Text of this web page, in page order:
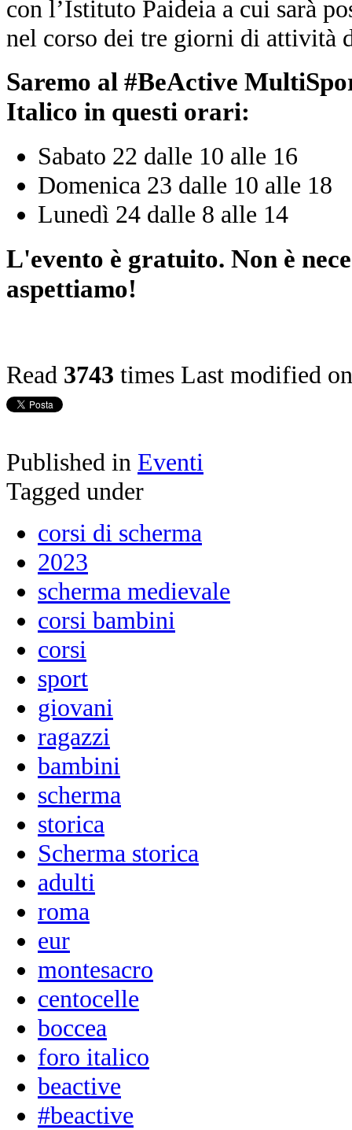
con l’Istituto Paideia a cui sarà
nel corso dei tre giorni di attività
Saremo al #BeActive
Italico in questi orari:
Sabato 22 dalle 10 alle 16
Domenica 23 dalle 10 alle 18
Lunedì 24 dalle 8 alle 14
L'evento è gratuito. Non è
aspettiamo!
Read 3743 times Last modified
Published in Eventi
Tagged under
corsi di scherma
2023
scherma medievale
corsi bambini
corsi
sport
giovani
ragazzi
bambini
scherma
storica
Scherma storica
adulti
roma
eur
montesacro
centocelle
boccea
foro italico
beactive
#beactive